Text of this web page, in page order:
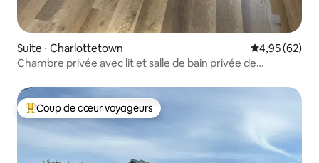
Suite ⋅ Charlottetown Évaluation
4,95 (62)
Chambre privée avec lit et salle de bain privée de
Coups de cœur voyageurs les plus appréciés
Coup de cœur voyageurs